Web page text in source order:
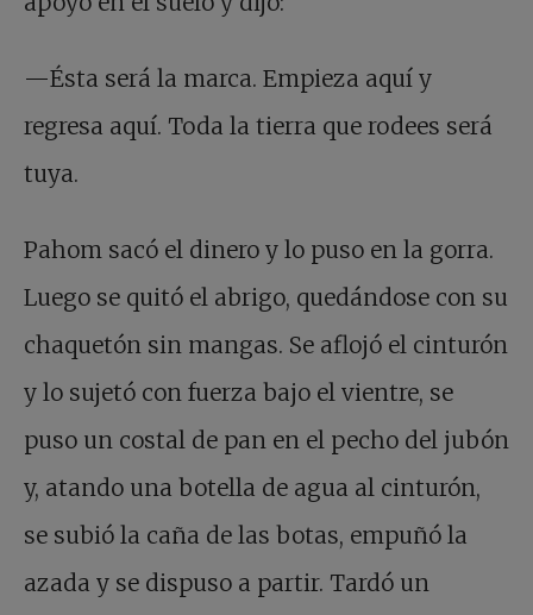
—Ésta será la marca. Empieza aquí y
regresa aquí. Toda la tierra que rodees será
tuya.
Pahom sacó el dinero y lo puso en la gorra.
Luego se quitó el abrigo, quedándose con su
chaquetón sin mangas. Se aflojó el cinturón
y lo sujetó con fuerza bajo el vientre, se
puso un costal de pan en el pecho del jubón
y, atando una botella de agua al cinturón,
se subió la caña de las botas, empuñó la
azada y se dispuso a partir. Tardó un